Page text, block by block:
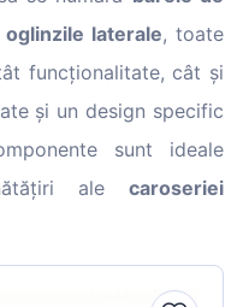
oglinzile laterale, toate
funcționalitate, cât și
și un design specific
sunt ideale
ale caroseriei